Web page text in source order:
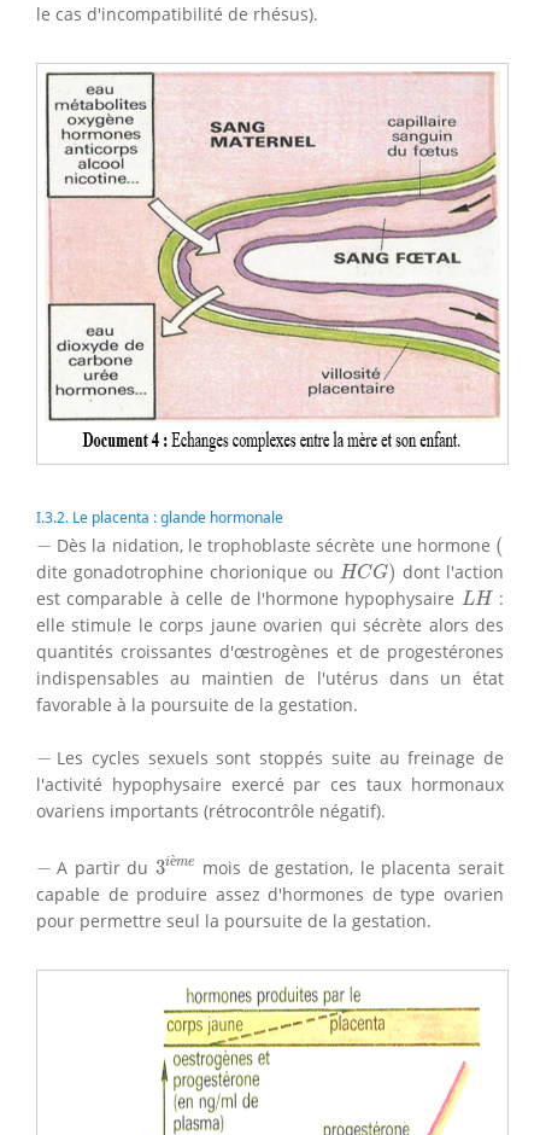
le cas d'incompatibilité de rhésus).
I.3.2. Le placenta : glande hormonale
−
− Dès la nidation, le trophoblaste sécrète une hormone (
(
dite gonadotrophine chorionique ou HCG)
HCG)
dont l'action
est comparable à celle de l'hormone hypophysaire LH
LH :
elle stimule le corps jaune ovarien qui sécrète alors des
quantités croissantes d'œstrogènes et de progestérones
indispensables au maintien de l'utérus dans un état
favorable à la poursuite de la gestation.
−
− Les cycles sexuels sont stoppés suite au freinage de
l'activité hypophysaire exercé par ces taux hormonaux
ovariens importants (rétrocontrôle négatif).
− A partir du 3ième
3ièm
mois de gestation, le placenta serait
capable de produire assez d'hormones de type ovarien
pour permettre seul la poursuite de la gestation.